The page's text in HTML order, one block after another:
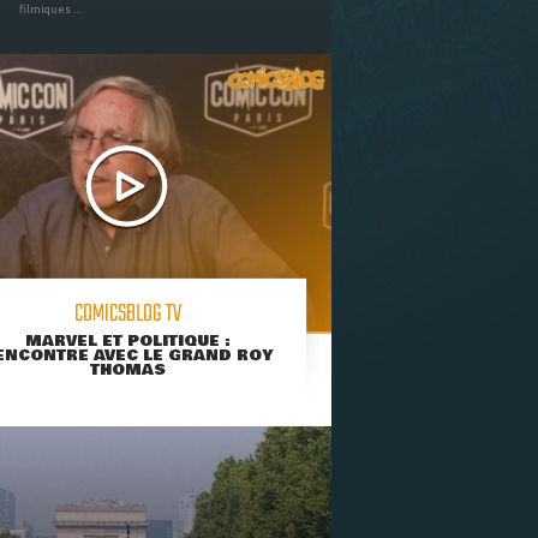
filmiques ...
COMICSBLOG TV
MARVEL ET POLITIQUE :
AVEC LE GRAND ROY
THOMAS